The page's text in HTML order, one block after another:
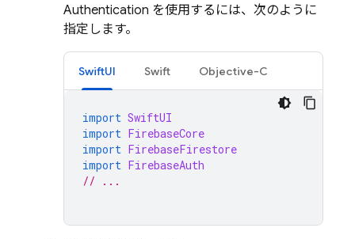
Authentication を使用するには、次のように
指定します。
SwiftUI Swift Objective-C
import SwiftUI
import FirebaseCore
import FirebaseFirestore
import FirebaseAuth
// ...